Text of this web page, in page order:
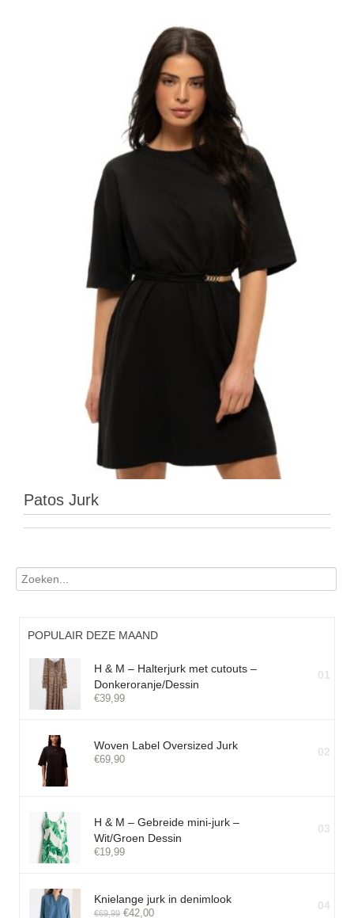
Patos Jurk
POPULAIR DEZE MAAND
H & M – Halterjurk met cutouts –
Donkeroranje/Dessin
€39,99
01
Woven Label Oversized Jurk
€69,90
02
H & M – Gebreide mini-jurk –
Wit/Groen Dessin
€19,99
03
Knielange jurk in denimlook
€69,99 €42,00
04